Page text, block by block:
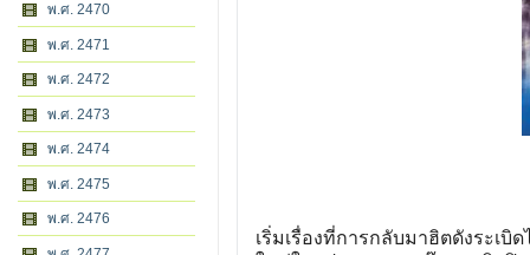
พ.ศ. 2470
พ.ศ. 2471
พ.ศ. 2472
พ.ศ. 2473
พ.ศ. 2474
พ.ศ. 2475
พ.ศ. 2476
เริ่มเรื่องที่การกลับมาฮิตดังระเ